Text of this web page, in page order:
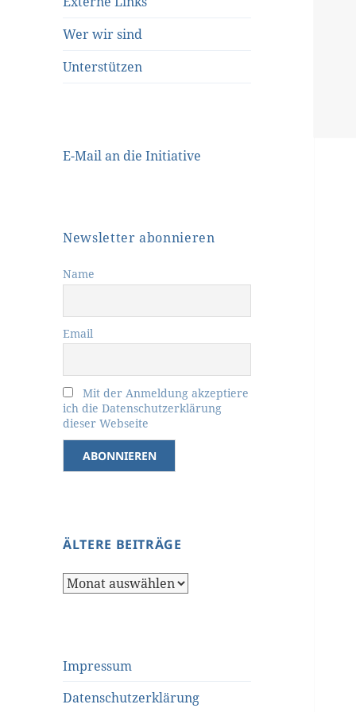
Wer wir sind
Unterstützen
E-Mail an die Initiative
Newsletter abonnieren
Name
Email
Mit der Anmeldung akzeptiere
ich die Datenschutzerklärung
dieser Webseite
ÄLTERE BEITRÄGE
Ältere
Impressum
Datenschutzerklärung